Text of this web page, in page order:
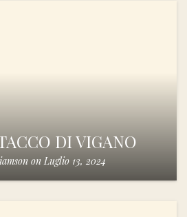
DI VIGANO
on Luglio 13, 2024